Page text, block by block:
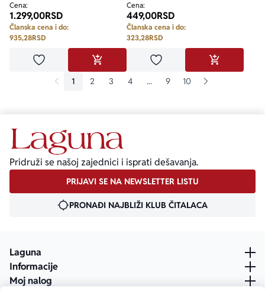
Cena:
1.299,00RSD
Članska cena i do:
935,28RSD
Dodaj u omiljeneDODAJ U KORPU
Cena:
449,00RSD
Članska cena i do:
323,28RSD
Dodaj u omiljeneDODAJ U
1
2 3 4 ... 9 10
Pridruži se našoj zajednici i isprati dešavanja.
PRIJAVI SE NA NEWSLETTER LISTU
PRONAĐI NAJBLIŽI KLUB ČITALACA
Laguna
Informacije
Moj nalog